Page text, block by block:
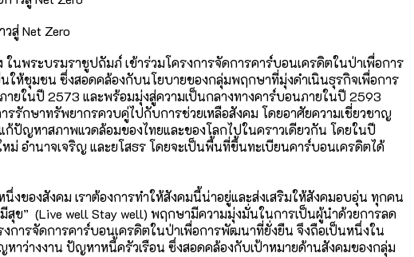
สู่ Net Zero
นพระบรมราชูปถัมภ์ เข้าร่วมโครงการจัดการคาร์บอนเครดิตในป่าเพื่อการ
นให้ชุมชน ซึ่งสอดคล้องกับนโยบายของกลุ่มพฤกษาที่มุ่งดำเนินธุรกิจเพื่อการ
ยในปี 2573 และพร้อมมุ่งสู่ความเป็นกลางทางคาร์บอนภายในปี 2593
รรักษาทรัพยากรควบคู่ไปกับการช่วยเหลือสังคม โดยอาศัยความเชี่ยวชาญ
ก้ปัญหาสภาพแวดล้อมของไทยและของโลกไปในคราวเดียวกัน โดยในปี
อำนาจเจริญ และยโสธร โดยจะเป็นพื้นที่ขึ้นทะเบียนคาร์บอนเครดิตได้
นึ่งของสังคม เราต้องการทำให้สังคมนี้น่าอยู่และส่งเสริมให้สังคมอบอุ่น ทุกคน
ข” (Live well Stay well) พฤกษามีความมุ่งมั่นในการเป็นผู้นำด้วยการลด
การจัดการคาร์บอนเครดิตในป่าเพื่อการพัฒนาที่ยั่งยืน จึงถือเป็นหนึ่งใน
ว่างงาน ปัญหาหนี้ครัวเรือน ซึ่งสอดคล้องกับเป้าหมายด้านสังคมของกลุ่ม